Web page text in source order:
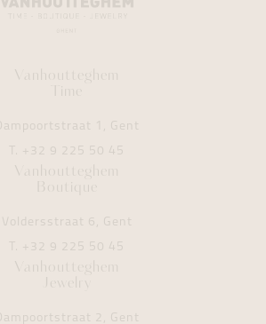
Vanhoutteghem
Time
Dampoortstraat 1, Gent
T. +32 9 225 50 45
Vanhoutteghem
Boutique
Voldersstraat 6, Gent
T. +32 9 225 50 45
Vanhoutteghem
Jewelry
Dampoortstraat 2, Gent